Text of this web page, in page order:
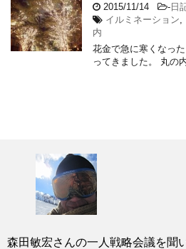
2015/11/14 - 日
イルミネーション
内
花金で急に寒くなっ
ってきました。 丸の
森田敏宏さんの一人戦略会議を聞